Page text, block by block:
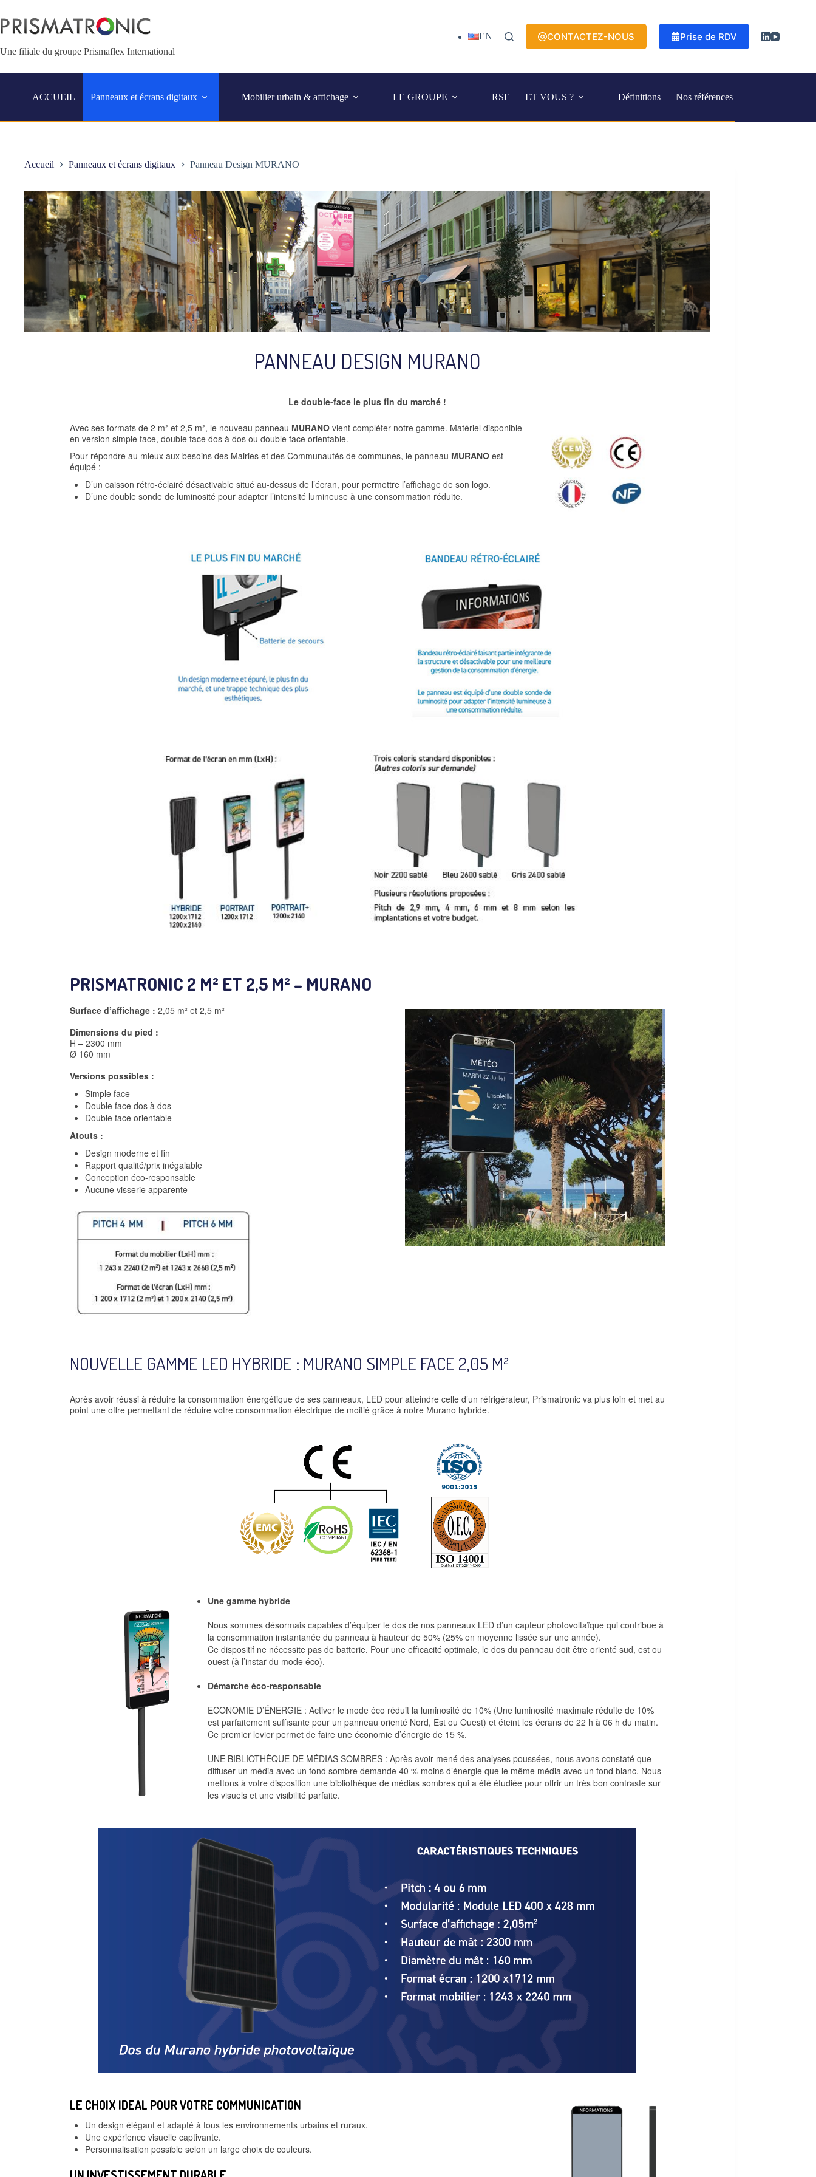
contenu
Une filiale du groupe Prismaflex International
EN CONTACTEZ-NOUS Prise de RDV
ACCUEIL Panneaux et écrans digitaux Mobilier urbain & affichage LE GROUPE RSE ET VOUS ? Définitions Nos références
Accueil Panneaux et écrans digitaux Panneau Design MURANO
PANNEAU DESIGN MURANO
Le double-face le plus fin du marché !
Avec ses formats de 2 m² et 2,5 m², le nouveau panneau MURANOvient compléter notre gamme. Matériel disponible
en version simple face, double face dos à dos ou double face orientable.
Pour répondre au mieux aux besoins des Mairies et des Communautés de communes, le panneau MURANOest
équipé :
D’un caisson rétro-éclairé désactivable situé au-dessus de l’écran, pour permettre l’affichage de son logo.
D’une double sonde de luminosité pour adapter l’intensité lumineuse à une consommation réduite.
PRISMATRONIC 2 M² ET 2,5 M² – MURANO
Surface d’affichage : 2,05 m² et 2,5 m²
Dimensions du pied :
H – 2300 mm
Ø 160 mm
Versions possibles :
Simple face
Double face dos à dos
Double face orientable
Atouts :
Design moderne et fin
Rapport qualité/prix inégalable
Conception éco-responsable
Aucune visserie apparente
NOUVELLE GAMME LED HYBRIDE : MURANO SIMPLE FACE 2,05 M²
Après avoir réussi à réduire la consommation énergétique de ses panneaux, LED pour atteindre celle d’un réfrigérateur, Prismatronic va plus loin et met au
point une offre permettant de réduire votre consommation électrique de moitié grâce à notre Murano hybride.
Une gamme hybride
Nous sommes désormais capables d’équiper le dos de nos panneaux LED d’un capteur photovoltaïque qui contribue à
la consommation instantanée du panneau à hauteur de 50% (25% en moyenne lissée sur une année).
Ce dispositif ne nécessite pas de batterie. Pour une efficacité optimale, le dos du panneau doit être orienté sud, est ou
ouest (à l’instar du mode éco).
Démarche éco-responsable
ECONOMIE D’ÉNERGIE : Activer le mode éco réduit la luminosité de 10% (Une luminosité maximale réduite de 10%
est parfaitement suffisante pour un panneau orienté Nord, Est ou Ouest) et éteint les écrans de 22 h à 06 h du matin.
Ce premier levier permet de faire une économie d’énergie de 15 %.
UNE BIBLIOTHÈQUE DE MÉDIAS SOMBRES : Après avoir mené des analyses poussées, nous avons constaté que
diffuser un média avec un fond sombre demande 40 % moins d’énergie que le même média avec un fond blanc. Nous
mettons à votre disposition une bibliothèque de médias sombres qui a été étudiée pour offrir un très bon contraste sur
les visuels et une visibilité parfaite.
LE CHOIX IDEAL POUR VOTRE COMMUNICATION
Un design élégant et adapté à tous les environnements urbains et ruraux.
Une expérience visuelle captivante.
Personnalisation possible selon un large choix de couleurs.